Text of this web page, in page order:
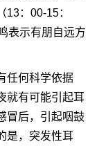
：00-15：
表示有朋自远方
任何科学依据
就有可能引起耳
冒后，引起咽鼓
是，突发性耳